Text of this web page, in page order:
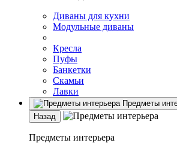
Диваны для кухни
Модульные диваны
Кресла
Пуфы
Банкетки
Скамьи
Лавки
Предметы
Назад
Предметы интерьера